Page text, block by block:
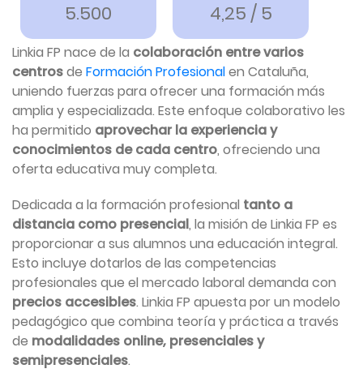
5.500 4,25 / 5
Linkia FP nace de la colaboración entre varios
centrosde Formación Profesionalen Cataluña,
uniendo fuerzas para ofrecer una formación más
amplia y especializada. Este enfoque colaborativo les
ha permitido aprovechar la experiencia y
conocimientos de cada centro, ofreciendo una
oferta educativa muy completa.
Dedicada a la formación profesional tanto a
distancia como presencial, la misión de Linkia FP es
proporcionar a sus alumnos una educación integral.
Esto incluye dotarlos de las competencias
profesionales que el mercado laboral demanda con
precios accesibles. Linkia FP apuesta por un modelo
pedagógico que combina teoría y práctica a través
de modalidades online, presenciales y
semipresenciales.